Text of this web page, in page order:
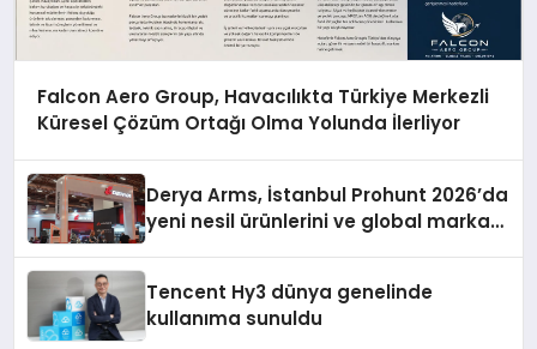
Falcon Aero Group, Havacılıkta Türkiye Merkezli
Küresel Çözüm Ortağı Olma Yolunda İlerliyor
Derya Arms, İstanbul Prohunt 2026’da
yeni nesil ürünlerini ve global marka
Tencent Hy3 dünya genelinde
kullanıma sunuldu